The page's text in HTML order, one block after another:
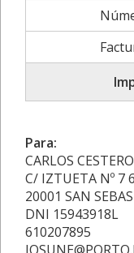
Para:
CARLOS
C/ IZTUETA Nº 7
20001 SAN
DNI 15943918L
610207895